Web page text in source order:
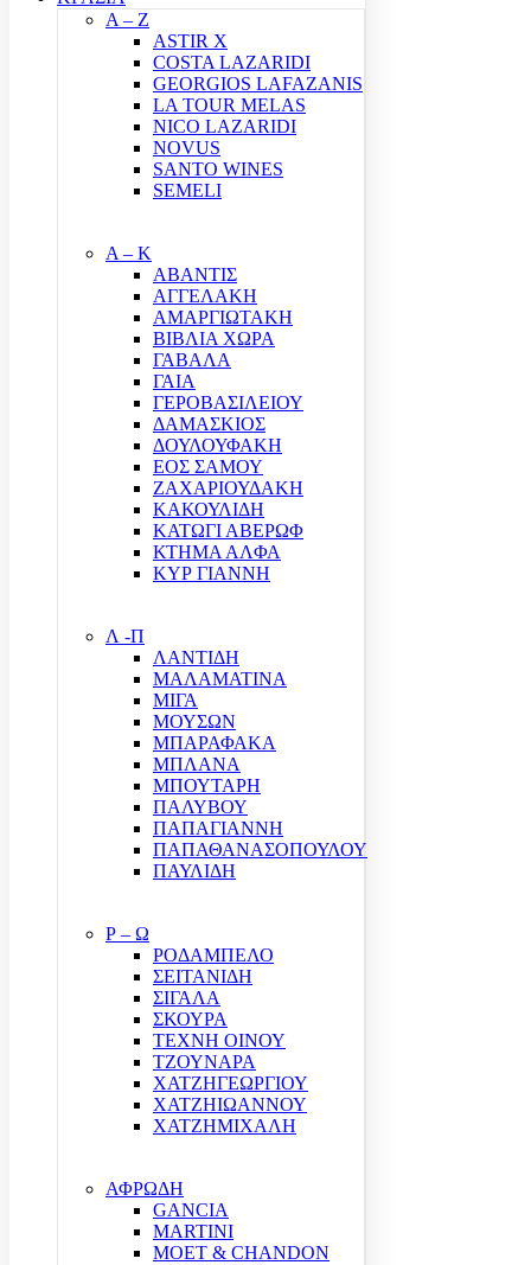
A – Z
ASTIR X
COSTA LAZARIDI
GEORGIOS LAFAZANIS
LA TOUR MELAS
NICO LAZARIDI
NOVUS
SANTO WINES
SEMELI
Α – Κ
ΑΒΑΝΤΙΣ
ΑΓΓΕΛΑΚΗ
ΑΜΑΡΓΙΩΤΑΚΗ
ΒΙΒΛΙΑ ΧΩΡΑ
ΓΑΒΑΛΑ
ΓΑΙΑ
ΓΕΡΟΒΑΣΙΛΕΙΟΥ
ΔΑΜΑΣΚΙΟΣ
ΔΟΥΛΟΥΦΑΚΗ
ΕΟΣ ΣΑΜΟΥ
ΖΑΧΑΡΙΟΥΔΑΚΗ
ΚΑΚΟΥΛΙΔΗ
ΚΑΤΩΓΙ ΑΒΕΡΩΦ
ΚΤΗΜΑ ΑΛΦΑ
ΚΥΡ ΓΙΑΝΝΗ
Λ -Π
ΛΑΝΤΙΔΗ
ΜΑΛΑΜΑΤΙΝΑ
ΜΙΓΑ
ΜΟΥΣΩΝ
ΜΠΑΡΑΦΑΚΑ
ΜΠΛΑΝΑ
ΜΠΟΥΤΑΡΗ
ΠΑΛΥΒΟΥ
ΠΑΠΑΓΙΑΝΝΗ
ΠΑΠΑΘΑΝΑΣΟΠΟΥΛΟΥ
ΠΑΥΛΙΔΗ
Ρ – Ω
ΡΟΔΑΜΠΕΛΟ
ΣΕΙΤΑΝΙΔΗ
ΣΙΓΑΛΑ
ΣΚΟΥΡΑ
ΤΕΧΝΗ ΟΙΝΟΥ
ΤΖΟΥΝΑΡΑ
ΧΑΤΖΗΓΕΩΡΓΙΟΥ
ΧΑΤΖΗΙΩΑΝΝΟΥ
ΧΑΤΖΗΜΙΧΑΛΗ
ΑΦΡΩΔΗ
GANCIA
MARTINI
MOET & CHANDON